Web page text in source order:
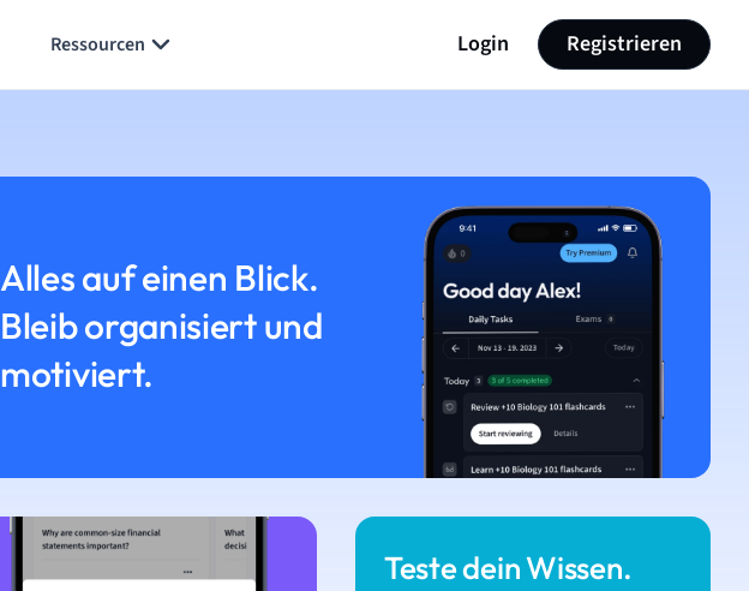
Ressourcen Login Registrieren
Alles auf einen Blick.
Bleib organisiert und
motiviert.
Teste dein Wissen.